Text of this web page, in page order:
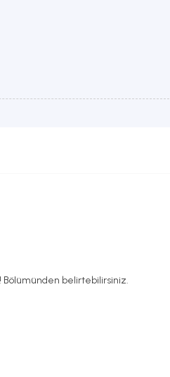
Bölümünden belirtebilirsiniz.